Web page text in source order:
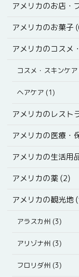
アメリカのお店・
アメリカのお菓子
アメリカのコスメ
コスメ・スキンケ
ヘアケア (1)
アメリカのレスト
アメリカの医療・
アメリカの生活用
アメリカの薬 (2)
アメリカの観光地
アラスカ州 (3)
アリゾナ州 (3)
フロリダ州 (3)